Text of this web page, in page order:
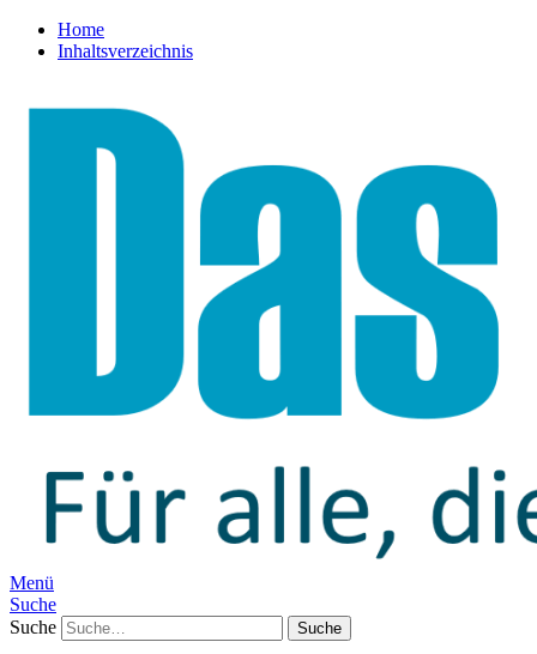
Home
Inhaltsverzeichnis
Menü
Suche
Suche